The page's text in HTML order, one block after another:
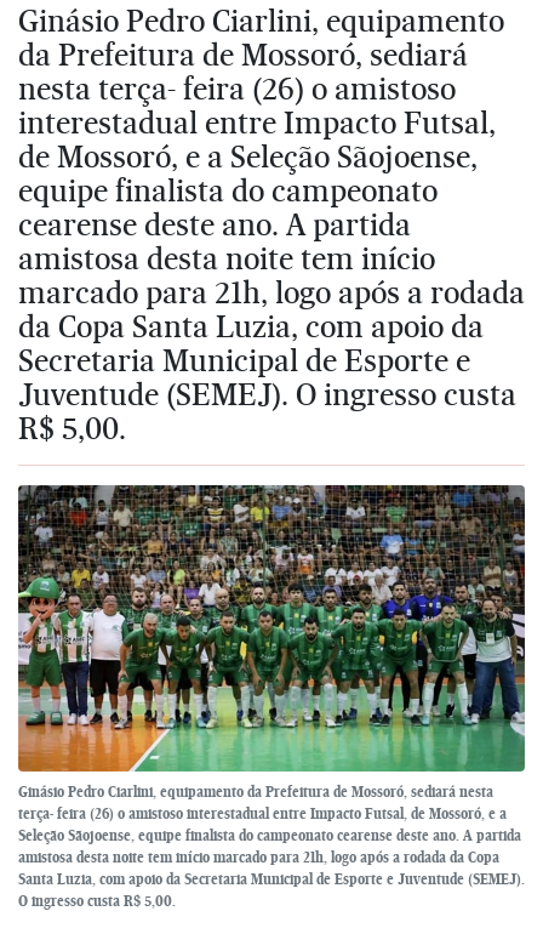
Ginásio Pedro Ciarlini, equipamento
da Prefeitura de Mossoró, sediará
nesta terça- feira (26) o amistoso
interestadual entre Impacto Futsal,
de Mossoró, e a Seleção Sãojoense,
equipe finalista do campeonato
cearense deste ano. A partida
amistosa desta noite tem início
marcado para 21h, logo após a rodada
da Copa Santa Luzia, com apoio da
Secretaria Municipal de Esporte e
Juventude (SEMEJ). O ingresso custa
R$ 5,00.
Ginásio Pedro Ciarlini, equipamento da Prefeitura de Mossoró, sediará nesta
terça- feira (26) o amistoso interestadual entre Impacto Futsal, de Mossoró, e a
Seleção Sãojoense, equipe finalista do campeonato cearense deste ano. A partida
amistosa desta noite tem início marcado para 21h, logo após a rodada da Copa
Santa Luzia, com apoio da Secretaria Municipal de Esporte e Juventude (SEMEJ).
O ingresso custa R$ 5,00.